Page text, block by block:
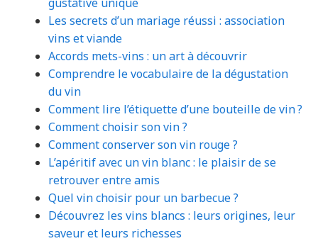
Les secrets d’un mariage réussi : association
vins et viande
Accords mets-vins : un art à découvrir
Comprendre le vocabulaire de la dégustation
du vin
Comment lire l’étiquette d’une bouteille de vin ?
Comment choisir son vin ?
Comment conserver son vin rouge ?
L’apéritif avec un vin blanc : le plaisir de se
retrouver entre amis
Quel vin choisir pour un barbecue ?
Découvrez les vins blancs : leurs origines, leur
saveur et leurs richesses